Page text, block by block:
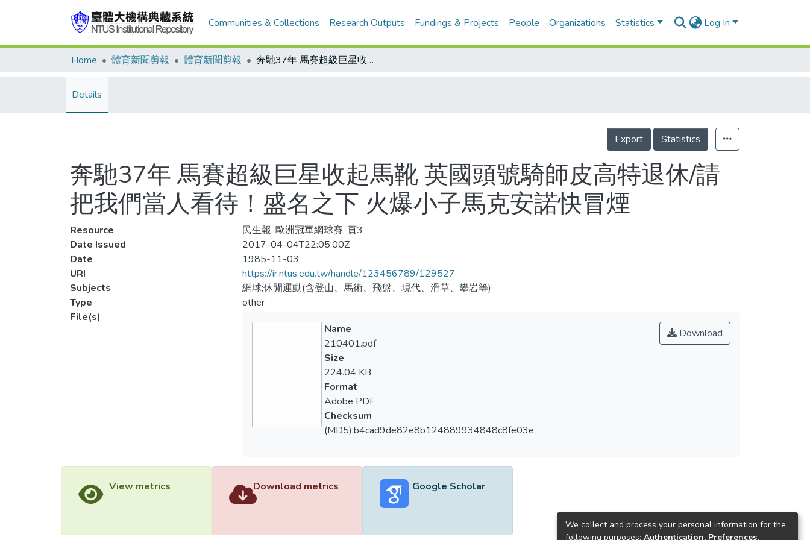
Communities & Collections Research Outputs Fundings & Projects People Organizations Statistics Log In
Home 體育新聞剪報 體育新聞剪報 奔馳37年 馬賽超級巨星收起馬靴 英國頭號騎師皮高特退休/請把我們當人看待！盛名之下 火爆小子馬克安諾快冒煙
Details
Export Statistics
奔馳37年 馬賽超級巨星收起馬靴 英國頭號騎師皮高特退休/請
把我們當人看待！盛名之下 火爆小子馬克安諾快冒煙
Resource
民生報, 歐洲冠軍網球賽, 頁3
Date Issued
2017-04-04T22:05:00Z
Date
1985-11-03
URI
https://ir.ntus.edu.tw/handle/123456789/129527
Subjects
網球;休閒運動(含登山、馬術、飛盤、現代、滑草、攀岩等)
Type
other
File(s)
Download
Name
210401.pdf
Size
224.04 KB
Format
Adobe PDF
Checksum
(MD5):b4cad9de82e8b124889934848c8fe03e
View metrics Download metrics Google Scholar
We collect and process your personal information for the
following purposes: Authentication, Preferences,